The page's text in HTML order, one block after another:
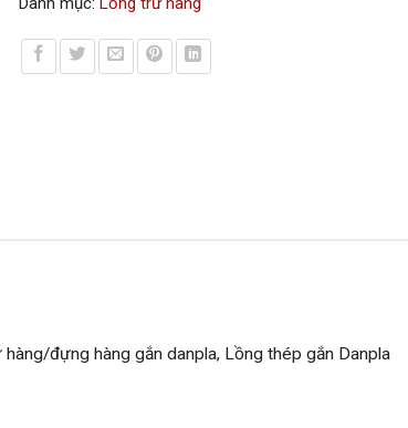
đựng hàng gắn danpla, Lồng thép gắn Danpla